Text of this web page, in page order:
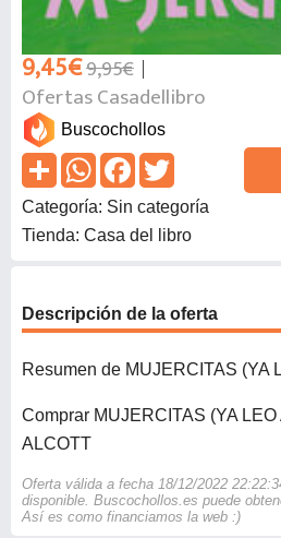
9,45€9,95€
Ofertas Casadellibro
Buscochollos
Categoría: Sin categoría
Tienda: Casa del libro
Descripción de la oferta
Resumen de MUJERCITAS (YA
Comprar MUJERCITAS (YA LEO
ALCOTT
Oferta válida a fecha 18/12/2022
disponible. Buscochollos.es puede
Así es como financiamos la web :)